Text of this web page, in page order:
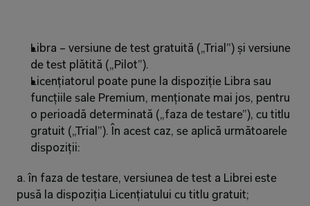
Libra – versiune de test gratuită („Trial”) și versiune
de test plătită („Pilot”).
Licențiatorul poate pune la dispoziție Libra sau
funcțiile sale Premium, menționate mai jos, pentru
o perioadă determinată („faza de testare”), cu titlu
gratuit („Trial”). În acest caz, se aplică următoarele
dispoziții:
a. în faza de testare, versiunea de test a Librei este
pusă la dispoziția Licențiatului cu titlu gratuit;